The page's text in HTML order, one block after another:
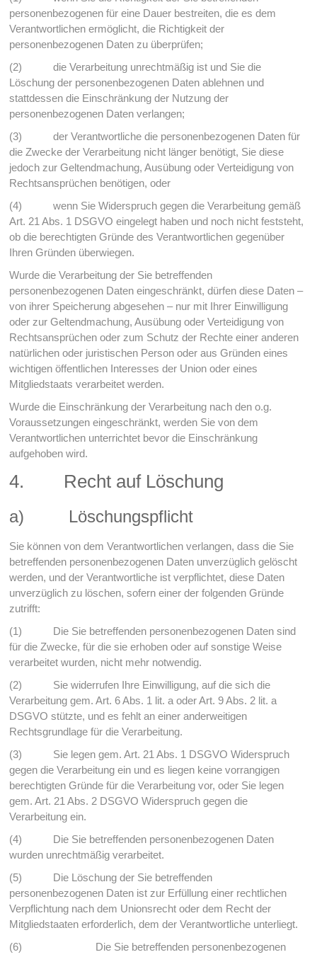
personenbezogenen für eine Dauer bestreiten, die es dem
Verantwortlichen ermöglicht, die Richtigkeit der
personenbezogenen Daten zu überprüfen;
(2) die Verarbeitung unrechtmäßig ist und Sie die
Löschung der personenbezogenen Daten ablehnen und
stattdessen die Einschränkung der Nutzung der
personenbezogenen Daten verlangen;
(3) der Verantwortliche die personenbezogenen Daten für
die Zwecke der Verarbeitung nicht länger benötigt, Sie diese
jedoch zur Geltendmachung, Ausübung oder Verteidigung von
Rechtsansprüchen benötigen, oder
(4) wenn Sie Widerspruch gegen die Verarbeitung gemäß
Art. 21 Abs. 1 DSGVO eingelegt haben und noch nicht feststeht,
ob die berechtigten Gründe des Verantwortlichen gegenüber
Ihren Gründen überwiegen.
Wurde die Verarbeitung der Sie betreffenden
personenbezogenen Daten eingeschränkt, dürfen diese Daten –
von ihrer Speicherung abgesehen – nur mit Ihrer Einwilligung
oder zur Geltendmachung, Ausübung oder Verteidigung von
Rechtsansprüchen oder zum Schutz der Rechte einer anderen
natürlichen oder juristischen Person oder aus Gründen eines
wichtigen öffentlichen Interesses der Union oder eines
Mitgliedstaats verarbeitet werden.
Wurde die Einschränkung der Verarbeitung nach den o.g.
Voraussetzungen eingeschränkt, werden Sie von dem
Verantwortlichen unterrichtet bevor die Einschränkung
aufgehoben wird.
4. Recht auf Löschung
a) Löschungspflicht
Sie können von dem Verantwortlichen verlangen, dass die Sie
betreffenden personenbezogenen Daten unverzüglich gelöscht
werden, und der Verantwortliche ist verpflichtet, diese Daten
unverzüglich zu löschen, sofern einer der folgenden Gründe
zutrifft:
(1) Die Sie betreffenden personenbezogenen Daten sind
für die Zwecke, für die sie erhoben oder auf sonstige Weise
verarbeitet wurden, nicht mehr notwendig.
(2) Sie widerrufen Ihre Einwilligung, auf die sich die
Verarbeitung gem. Art. 6 Abs. 1 lit. a oder Art. 9 Abs. 2 lit. a
DSGVO stützte, und es fehlt an einer anderweitigen
Rechtsgrundlage für die Verarbeitung.
(3) Sie legen gem. Art. 21 Abs. 1 DSGVO Widerspruch
gegen die Verarbeitung ein und es liegen keine vorrangigen
berechtigten Gründe für die Verarbeitung vor, oder Sie legen
gem. Art. 21 Abs. 2 DSGVO Widerspruch gegen die
Verarbeitung ein.
(4) Die Sie betreffenden personenbezogenen Daten
wurden unrechtmäßig verarbeitet.
(5) Die Löschung der Sie betreffenden
personenbezogenen Daten ist zur Erfüllung einer rechtlichen
Verpflichtung nach dem Unionsrecht oder dem Recht der
Mitgliedstaaten erforderlich, dem der Verantwortliche unterliegt.
(6) Die Sie betreffenden personenbezogenen